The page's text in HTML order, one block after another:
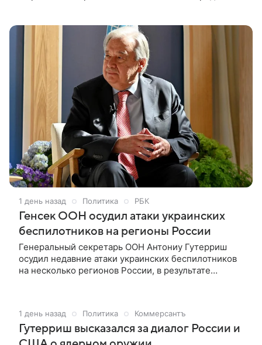
отметили, что удары, по поступившим сообщениям,
привели к жертвам среди мирных жителей и
повреждению гражданской инфраструктуры.
1 день назад Политика РБК
Генсек ООН осудил атаки украинских
беспилотников на регионы России
Генеральный секретарь ООН Антониу Гутерриш
осудил недавние атаки украинских беспилотников
на несколько регионов России, в результате
осудил недавние атаки украинских беспилотников
на несколько регионов России, в результате
которых погибли мирные жители и была
1 день назад Политика Коммерсантъ
Гутерриш высказался за диалог России и